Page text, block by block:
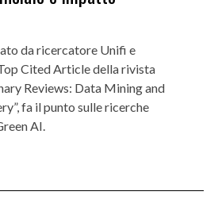
da ricercatore Unifi e
Cited Article della rivista
Reviews: Data Mining and
fa il punto sulle ricerche
AI.